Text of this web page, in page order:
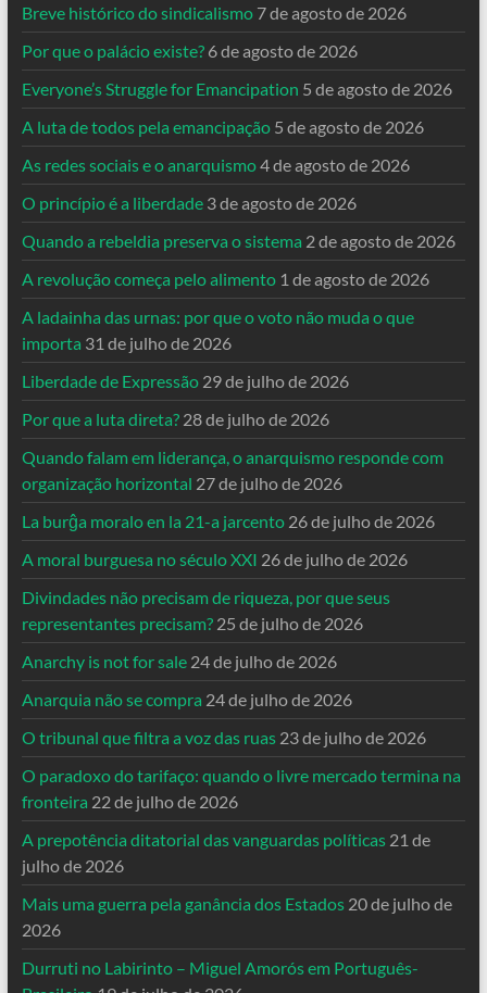
Breve histórico do sindicalismo 7 de agosto de 2026
Por que o palácio existe? 6 de agosto de 2026
Everyone’s Struggle for Emancipation 5 de agosto de 2026
A luta de todos pela emancipação 5 de agosto de 2026
As redes sociais e o anarquismo4 de agosto de 2026
O princípio é a liberdade 3 de agosto de 2026
Quando a rebeldia preserva o sistema 2 de agosto de 2026
A revolução começa pelo alimento 1 de agosto de 2026
A ladainha das urnas: por que o voto não muda o que
importa 31 de julho de 2026
Liberdade de Expressão 29 de julho de 2026
Por que a luta direta? 28 de julho de 2026
Quando falam em liderança, o anarquismo responde com
organização horizontal 27 de julho de 2026
La burĝa moralo en la 21-a jarcento 26 de julho de 2026
A moral burguesa no século XXI 26 de julho de 2026
Divindades não precisam de riqueza, por que seus
representantes precisam? 25 de julho de 2026
Anarchy is not for sale 24 de julho de 2026
Anarquia não se compra 24 de julho de 2026
O tribunal que filtra a voz das ruas 23 de julho de 2026
O paradoxo do tarifaço: quando o livre mercado termina na
fronteira 22 de julho de 2026
A prepotência ditatorial das vanguardas políticas 21 de
julho de 2026
Mais uma guerra pela ganância dos Estados 20 de julho de
2026
Durruti no Labirinto – Miguel Amorós em Português-